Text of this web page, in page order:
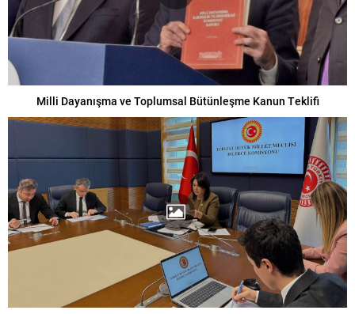
Milli Dayanışma ve Toplumsal Bütünleşme Kanun Teklifi